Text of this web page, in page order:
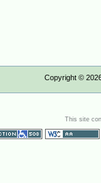
Copyright ©
This site